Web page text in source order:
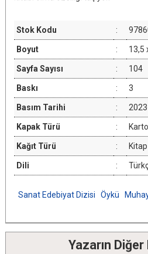
Stok Kodu :
Boyut : 13,5
Sayfa Sayısı : 104
Baskı : 3
Basım Tarihi :
Kapak Türü :
Kağıt Türü : Kitap
Dili :
Sanat Edebiyat Dizisi Öykü
Yazarın Diğer